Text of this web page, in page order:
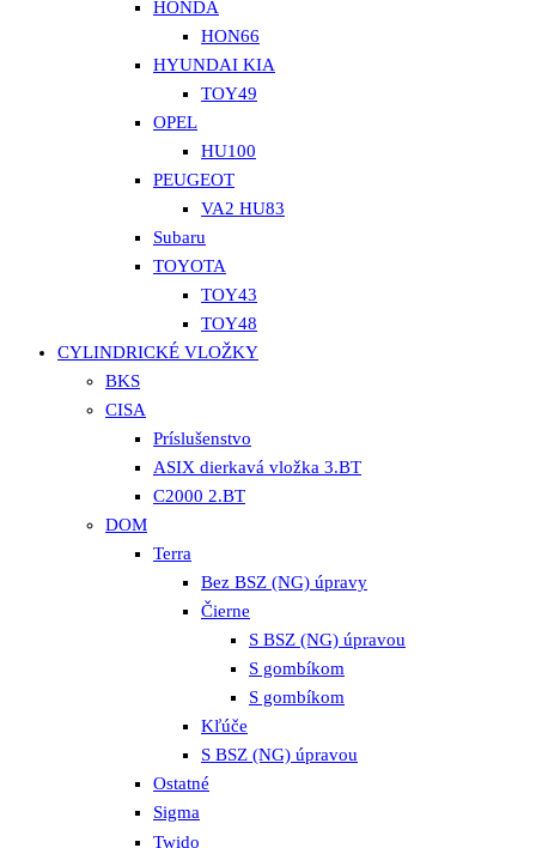
HONDA
HON66
HYUNDAI KIA
TOY49
OPEL
HU100
PEUGEOT
VA2 HU83
Subaru
TOYOTA
TOY43
TOY48
CYLINDRICKÉ VLOŽKY
BKS
CISA
Príslušenstvo
ASIX dierkavá vložka 3.BT
C2000 2.BT
DOM
Terra
Bez BSZ (NG) úpravy
Čierne
S BSZ (NG) úpravou
S gombíkom
S gombíkom
Kľúče
S BSZ (NG) úpravou
Ostatné
Sigma
Twido